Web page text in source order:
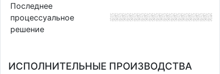
Последнее
процессуальное
решение
ИСПОЛНИТЕЛЬНЫЕ ПРОИЗВОДСТВА